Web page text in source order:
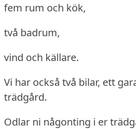
fem rum och kök,
två badrum,
vind och källare.
Vi har också två bilar, ett
trädgård.
Odlar ni någonting i er